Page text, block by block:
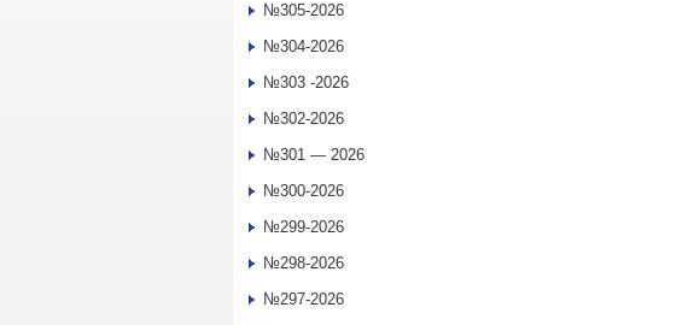
№305-2026
№304-2026
№303 -2026
№302-2026
№301 — 2026
№300-2026
№299-2026
№298-2026
№297-2026